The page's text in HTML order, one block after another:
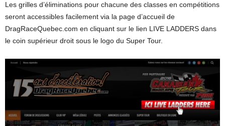
Les grilles d’éliminations pour chacune des classes en compétitions
seront accessibles facilement via la page d’accueil de
DragRaceQuebec.com en cliquant sur le lien LIVE LADDERS dans
le coin supérieur droit sous le logo du Super Tour.